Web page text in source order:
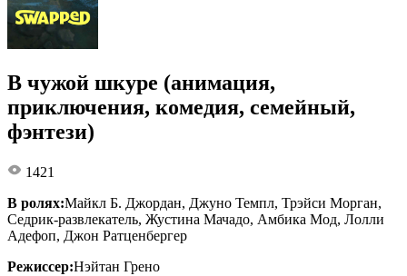
В чужой шкуре (анимация,
приключения, комедия, семейный,
фэнтези)
1421
В ролях:Майкл Б. Джордан, Джуно Темпл, Трэйси Морган,
Седрик-развлекатель, Жустина Мачадо, Амбика Мод, Лолли
Адефоп, Джон Ратценбергер
Режиссер:Нэйтан Грено